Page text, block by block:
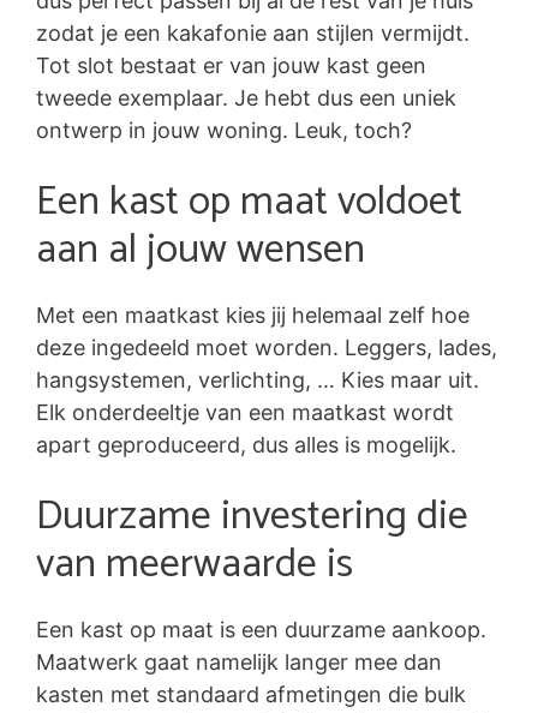
zodat je een kakafonie aan stijlen vermijdt.
Tot slot bestaat er van jouw kast geen
tweede exemplaar. Je hebt dus een uniek
ontwerp in jouw woning. Leuk, toch?
Een kast op maat voldoet
aan al jouw wensen
Met een maatkast kies jij helemaal zelf hoe
deze ingedeeld moet worden. Leggers, lades,
hangsystemen, verlichting, … Kies maar uit.
Elk onderdeeltje van een maatkast wordt
apart geproduceerd, dus alles is mogelijk.
Duurzame investering die
van meerwaarde is
Een kast op maat is een duurzame aankoop.
Maatwerk gaat namelijk langer mee dan
kasten met standaard afmetingen die bulk